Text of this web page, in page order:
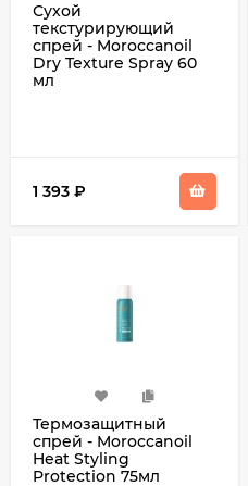
Сухой
текстурирующий
спрей - Moroccanoil
Dry Texture Spray 60
мл
1 393 ₽
Термозащитный
спрей - Moroccanoil
Heat Styling
Protection 75мл